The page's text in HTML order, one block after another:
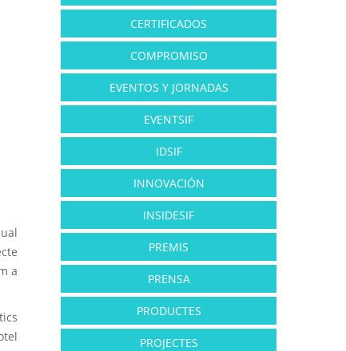
a
CERTIFICADOS
COMPROMISO
EVENTOS Y JORNADAS
EVENTSIF
IDSIF
INNOVACIÓN
INSIDESIF
PREMIS
PRENSA
PRODUCTES
PROJECTES